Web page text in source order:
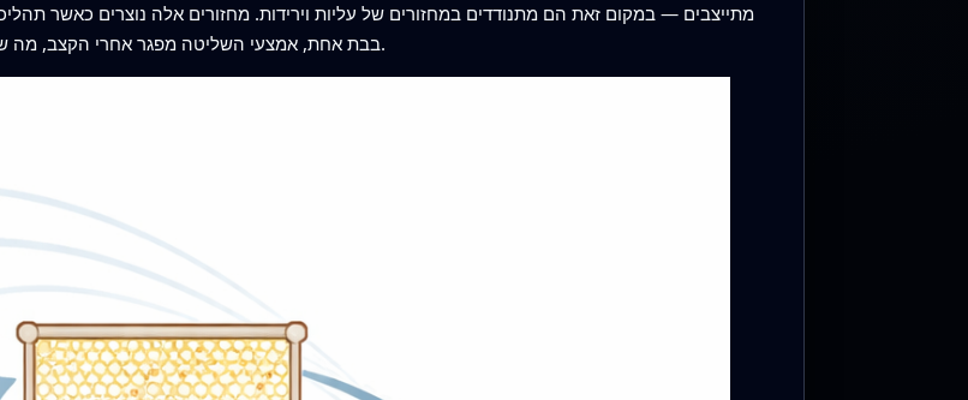
מתייצבים — במקום זאת הם מתנודדים במחזורים של עליות וירידות. מחזורים אלה נוצרים כאשר
בבת אחת, אמצעי השליטה מפגר אחרי הקצב, מה שמאפשר גלי דבקות גדולים לפני שהמושבה מסוגלת להתאושש.